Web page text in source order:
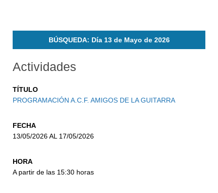
BÚSQUEDA: Día 13 de Mayo de 2026
Actividades
TÍTULO
PROGRAMACIÓN A.C.F. AMIGOS DE LA GUITARRA
FECHA
13/05/2026 AL 17/05/2026
HORA
A partir de las 15:30 horas